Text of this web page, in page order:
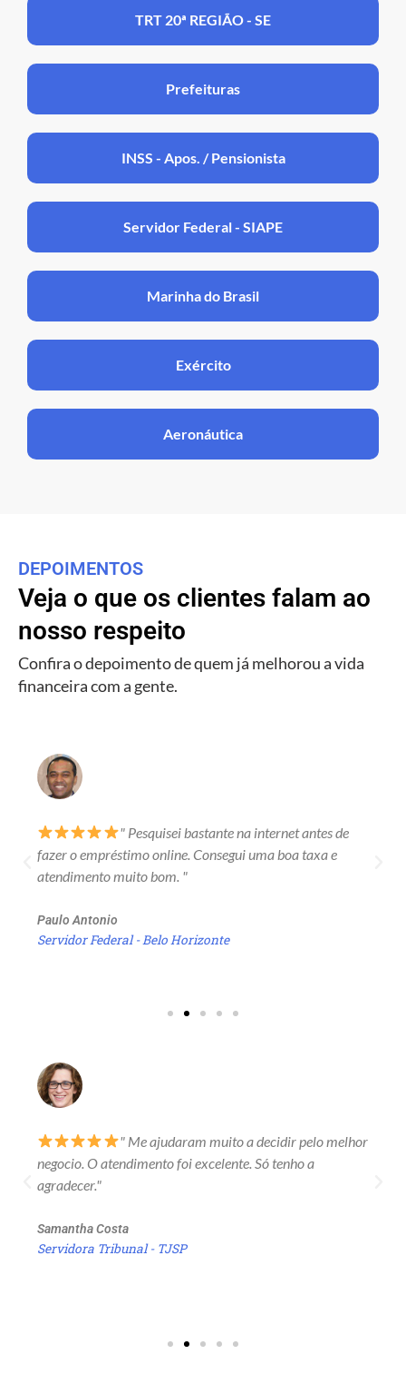
TRT 20ª REGIÃO - SE
Prefeituras
INSS - Apos. / Pensionista
Servidor Federal - SIAPE
Marinha do Brasil
Exército
Aeronáutica
DEPOIMENTOS
Veja o que os clientes falam ao
nosso respeito
Confira o depoimento de quem já melhorou a vida
financeira com a gente.
" Pesquisei bastante na internet antes de
fazer o empréstimo online. Consegui uma boa taxa e
atendimento muito bom. "
Paulo Antonio
Servidor Federal - Belo Horizonte
" Me ajudaram muito a decidir pelo melhor
negocio. O atendimento foi excelente. Só tenho a
agradecer."
Samantha Costa
Servidora Tribunal - TJSP